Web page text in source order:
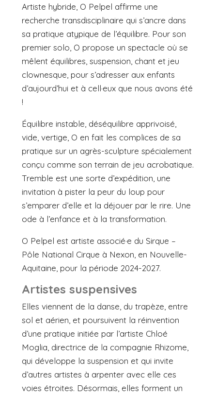
Artiste hybride, O Pelpel affirme une
recherche transdisciplinaire qui s’ancre dans
sa pratique atypique de l’équilibre. Pour son
premier solo, O propose un spectacle où se
mêlent équilibres, suspension, chant et jeu
clownesque, pour s’adresser aux enfants
d’aujourd’hui et à cell·eux que nous avons été
!
Équilibre instable, déséquilibre apprivoisé,
vide, vertige, O en fait les complices de sa
pratique sur un agrès-sculpture spécialement
conçu comme son terrain de jeu acrobatique.
Tremble est une sorte d’expédition, une
invitation à pister la peur du loup pour
s’emparer d’elle et la déjouer par le rire. Une
ode à l’enfance et à la transformation.
O Pelpel est artiste associé·e du Sirque –
Pôle National Cirque à Nexon, en Nouvelle-
Aquitaine, pour la période 2024-2027.
Artistes suspensives
Elles viennent de la danse, du trapèze, entre
sol et aérien, et poursuivent la réinvention
d’une pratique initiée par l’artiste Chloé
Moglia, directrice de la compagnie Rhizome,
qui développe la suspension et qui invite
d’autres artistes à arpenter avec elle ces
voies étroites. Désormais, elles forment un